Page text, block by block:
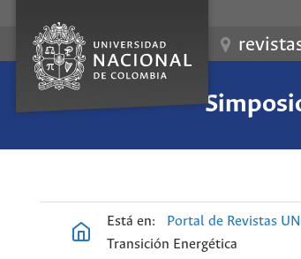
Está en: Portal de Revistas UN
Transición Energética